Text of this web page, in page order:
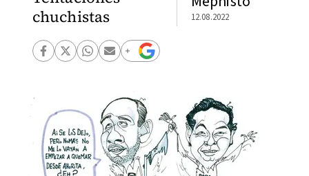
chuchistas
12.08.2022